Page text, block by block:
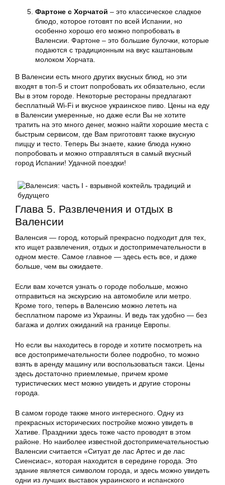
Фартоне с Хорчатой – это классическое сладкое
блюдо, которое готовят по всей Испании, но
особенно хорошо его можно попробовать в
Валенсии. Фартоне – это большие булочки, которые
подаются с традиционным на вкус каштановым
молоком Хорчата.
В Валенсии есть много других вкусных блюд, но эти
входят в топ-5 и стоит попробовать их обязательно, если
Вы в этом городе. Некоторые рестораны предлагают
бесплатный Wi-Fi и вкусное украинское пиво. Цены на еду
в Валенсии умеренные, но даже если Вы не хотите
тратить на это много денег, можно найти хорошие места с
быстрым сервисом, где Вам приготовят также вкусную
пиццу и тесто. Теперь Вы знаете, какие блюда нужно
попробовать и можно отправляться в самый вкусный
город Испании! Удачной поездки!
Глава 5. Развлечения и отдых в
Валенсии
Валенсия — город, который прекрасно подходит для тех,
кто ищет развлечения, отдых и достопримечательности в
одном месте. Самое главное — здесь есть все, и даже
больше, чем вы ожидаете.
Если вам хочется узнать о городе побольше, можно
отправиться на экскурсию на автомобиле или метро.
Кроме того, теперь в Валенсию можно лететь на
бесплатном пароме из Украины. И ведь так удобно — без
багажа и долгих ожиданий на границе Европы.
Но если вы находитесь в городе и хотите посмотреть на
все достопримечательности более подробно, то можно
взять в аренду машину или воспользоваться такси. Цены
здесь достаточно приемлемые, причем кроме
туристических мест можно увидеть и другие стороны
города.
В самом городе также много интересного. Одну из
прекрасных исторических постройке можно увидеть в
Хативе. Праздники здесь тоже часто проводят в этом
районе. Но наиболее известной достопримечательностью
Валенсии считается «Ситуат де лас Артес и де лас
Сиенсиас», которая находится в середине города. Это
здание является символом города, и здесь можно увидеть
одни из лучших выставок украинского и испанского